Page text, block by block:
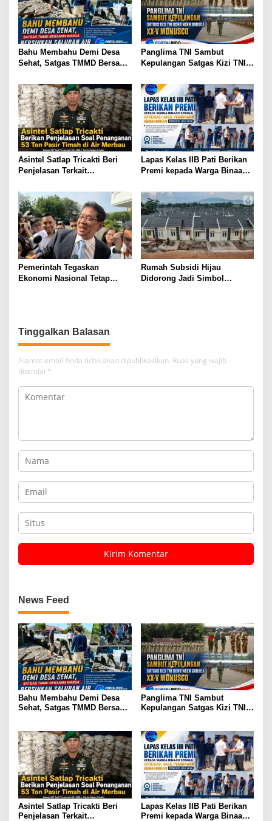
p
o
s
Bahu Membahu Demi Desa
Sehat, Satgas TMMD Bersama
Panglima TNI Sambut
Kepulangan Satgas Kizi TNI
MONUSCO
Asintel Satlap Tricakti Beri
Penjelasan Terkait
Timah di Air Merbau
Lapas Kelas IIB Pati Berikan
Premi kepada Warga Binaan
Pembinaan Kemandirian
Periode Juli 2026
Pemerintah Tegaskan
Ekonomi Nasional Tetap
Rumah Subsidi Hijau
Didorong Jadi Simbol
Tinggalkan Balasan
Alamat email Anda tidak akan dipublikasikan. Ruas yang wajib
ditandai *
News Feed
Bahu Membahu Demi Desa
Sehat, Satgas TMMD Bersama
Panglima TNI Sambut
Kepulangan Satgas Kizi TNI
Asintel Satlap Tricakti Beri
Penjelasan Terkait
Lapas Kelas IIB Pati Berikan
Premi kepada Warga Binaan